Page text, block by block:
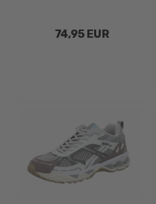
74,95 EUR